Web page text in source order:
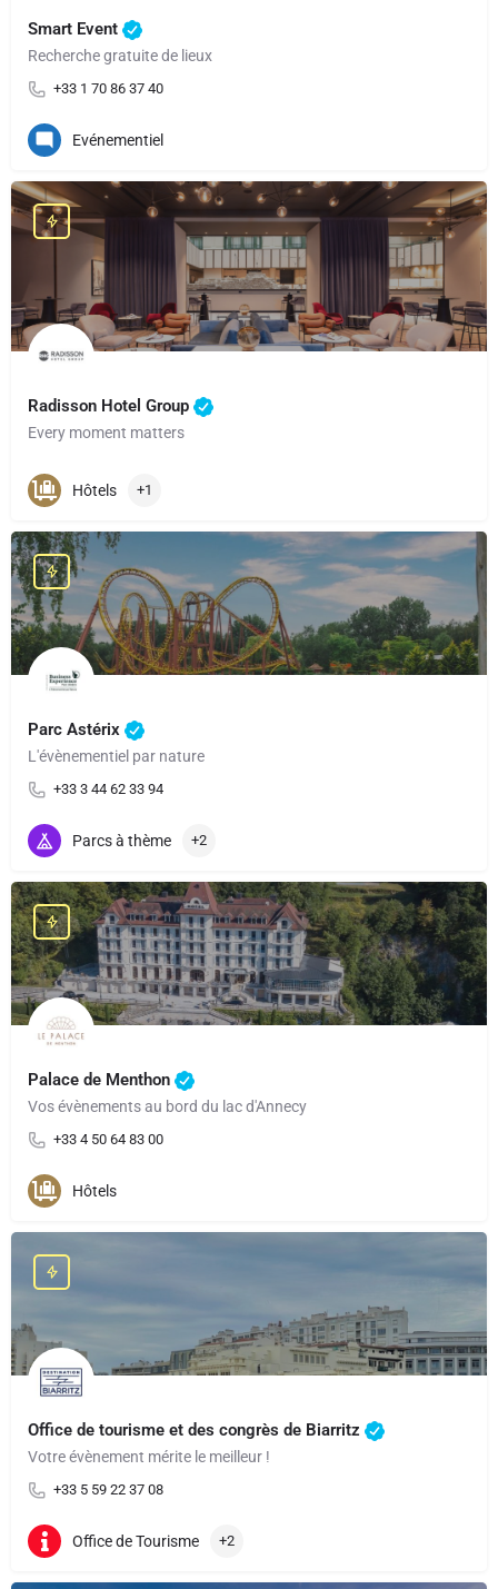
Smart Event
Recherche gratuite de lieux
+33 1 70 86 37 40
Evénementiel
Radisson Hotel Group
Every moment matters
Hôtels +1
Parc Astérix
L'évènementiel par nature
+33 3 44 62 33 94
Parcs à thème +2
Palace de Menthon
Vos évènements au bord du lac d'Annecy
+33 4 50 64 83 00
Hôtels
Office de tourisme et des congrès de Biarritz
Votre évènement mérite le meilleur !
+33 5 59 22 37 08
Office de Tourisme +2